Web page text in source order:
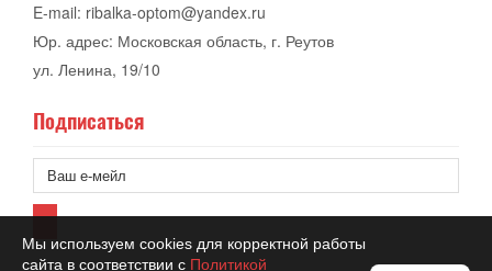
E-mail: ribalka-optom@yandex.ru
Юр. адрес: Московская область, г. Реутов
ул. Ленина, 19/10
Подписаться
Мы используем cookies для корректной работы
сайта в соответствии с Политикой